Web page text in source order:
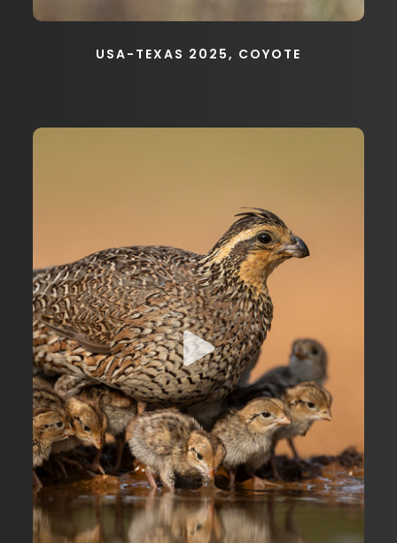
USA-TEXAS 2025, COYOTE